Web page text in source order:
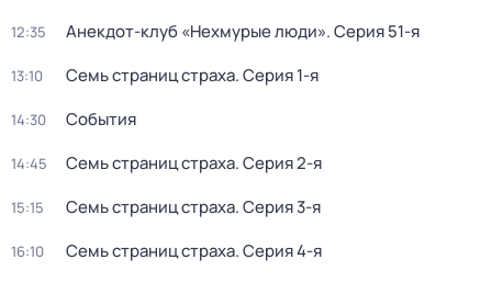
12:35 Анекдот-клуб «Нехмурые люди». Серия 51-я
13:10 Семь страниц страха. Серия 1-я
14:30 События
14:45 Семь страниц страха. Серия 2-я
15:15 Семь страниц страха. Серия 3-я
16:10 Семь страниц страха. Серия 4-я